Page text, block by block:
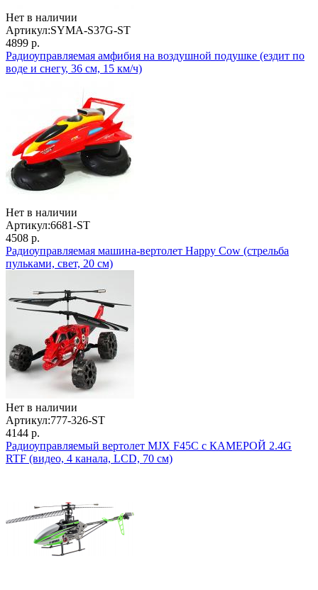
Нет в наличии
Артикул:SYMA-S37G-ST
4899 р.
Радиоуправляемая амфибия на воздушной подушке (ездит по
воде и снегу, 36 см, 15 км/ч)
Нет в наличии
Артикул:6681-ST
4508 р.
Радиоуправляемая машина-вертолет Happy Cow (стрельба
пульками, свет, 20 см)
Нет в наличии
Артикул:777-326-ST
4144 р.
Радиоуправляемый вертолет MJX F45C с КАМЕРОЙ 2.4G
RTF (видео, 4 канала, LCD, 70 см)